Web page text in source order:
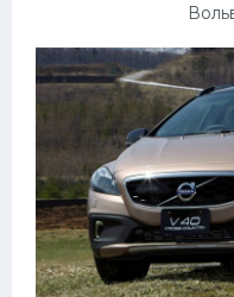
Ниссан
Пежо
Ауди
Гараж
Русские авто
Вольво